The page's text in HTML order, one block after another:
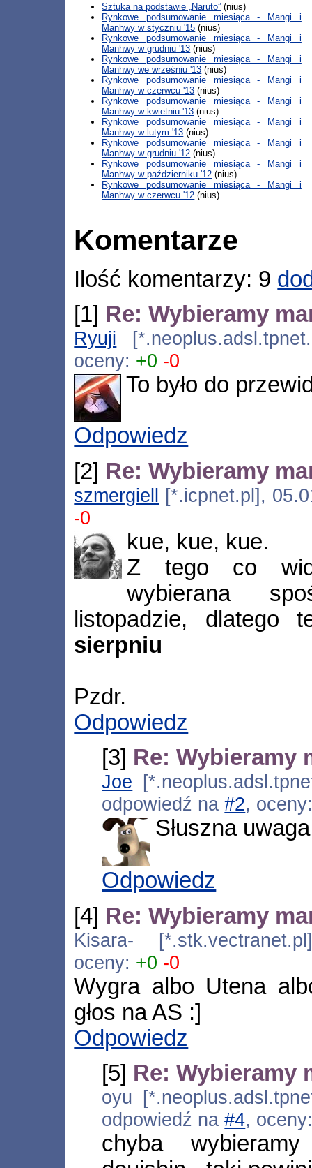
Sztuka na podstawie „Naruto” (nius)
Rynkowe podsumowanie miesiąca - Mangi i
Manhwy w styczniu '15 (nius)
Rynkowe podsumowanie miesiąca - Mangi i
Manhwy w grudniu '13 (nius)
Rynkowe podsumowanie miesiąca - Mangi i
Manhwy we wrześniu '13 (nius)
Rynkowe podsumowanie miesiąca - Mangi i
Manhwy w czerwcu '13 (nius)
Rynkowe podsumowanie miesiąca - Mangi i
Manhwy w kwietniu '13 (nius)
Rynkowe podsumowanie miesiąca - Mangi i
Manhwy w lutym '13 (nius)
Rynkowe podsumowanie miesiąca - Mangi i
Manhwy w grudniu '12 (nius)
Rynkowe podsumowanie miesiąca - Mangi i
Manhwy w październiku '12 (nius)
Rynkowe podsumowanie miesiąca - Mangi i
Manhwy w czerwcu '12 (nius)
Komentarze
Ilość komentarzy: 9
[1] Re: Wybieramy
Ryuji
oceny: +0 -0
To było do
Odpowiedz
[2] Re: Wybieramy
szmergiell [*.icpnet.pl],
-0
kue, kue, kue.
Z tego co
wybierana
listopadzie,
sierpniu
Pzdr.
Odpowiedz
[3] Re: Wybieramy
Joe
odpowiedź na#2,
Słuszna
Odpowiedz
[4] Re: Wybieramy
Kisara-
oceny: +0 -0
Wygra albo Utena
głos na AS :]
Odpowiedz
[5] Re: Wybieramy
oyu
odpowiedź na#4,
chyba